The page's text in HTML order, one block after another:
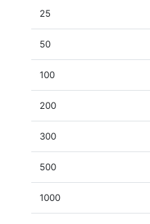
25
50
100
200
300
500
1000